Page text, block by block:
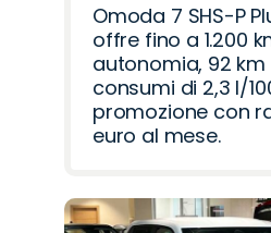
Omoda 7 SHS-P
offre fino a 1.200
autonomia, 92
consumi di 2,3 l/
promozione con
euro al mese.